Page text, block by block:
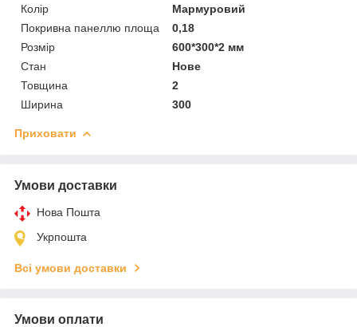
Колір
Мармуровий
Покривна панеллю площа
0,18
Розмір
600*300*2 мм
Стан
Нове
Товщина
2
Ширина
300
Приховати
Умови доставки
Нова Пошта
Укрпошта
Всі умови доставки
Умови оплати